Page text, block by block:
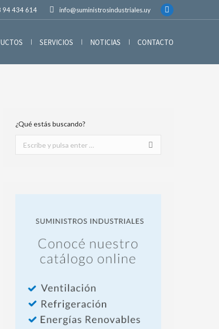
94 434 614 info@suministrosindustriales.uy
SERVICIOS NOTICIAS CONTACTO
¿Qué estás buscando?